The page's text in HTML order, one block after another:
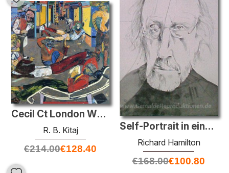
Self-Portrait in einem zerbrochenen Spiegel
Richard Hamilton
€168.00€100.80
Cecil Ct London WC2 (die Flüchtlinge)
R. B. Kitaj
€214.00€128.40